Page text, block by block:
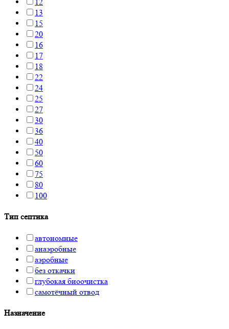
13
15
20
16
17
18
22
24
25
27
30
36
40
50
60
75
80
100
Тип септика
автономные
анаэробные
аэробные
без откачки
глубокая биоочистка
самотёчный отвод
Назначение